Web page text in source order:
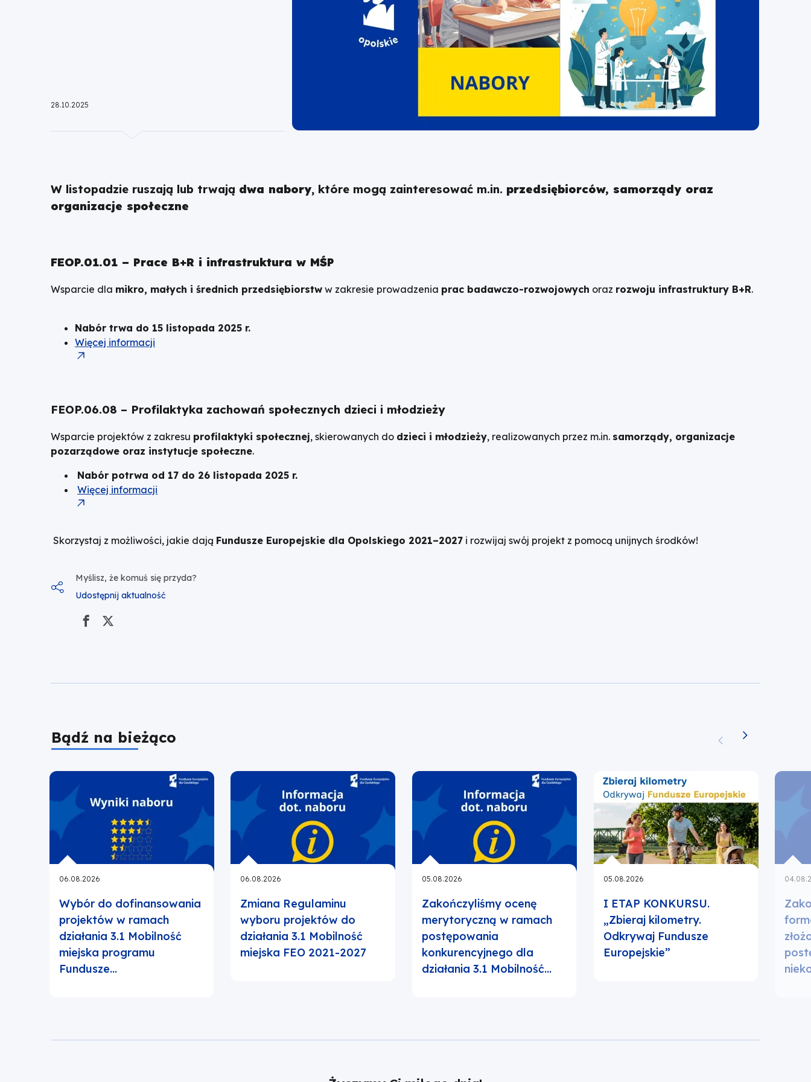
28.10.2025
W listopadzie ruszają lub trwają dwa nabory, które mogą zainteresować m.in. przedsiębiorców, samorządy oraz
organizacje społeczne
FEOP.01.01 – Prace B+R i infrastruktura w MŚP
Wsparcie dla mikro, małych i średnich przedsiębiorstw w zakresie prowadzenia prac badawczo-rozwojowych oraz rozwoju infrastruktury B+R.
Nabór trwa do 15 listopada 2025 r.
Więcej informacji
FEOP.06.08 – Profilaktyka zachowań społecznych dzieci i młodzieży
Wsparcie projektów z zakresu profilaktyki społecznej, skierowanych do dzieci i młodzieży, realizowanych przez m.in. samorządy, organizacje
pozarządowe oraz instytucje społeczne.
Nabór potrwa od 17 do 26 listopada 2025 r.
Więcej informacji
Skorzystaj z możliwości, jakie dają Fundusze Europejskie dla Opolskiego 2021–2027 i rozwijaj swój projekt z pomocą unijnych środków!
Myślisz, że komuś się przyda?
Udostępnij aktualność
Bądź na bieżąco
06.08.2026
Wybór do dofinansowania
projektów w ramach
działania 3.1 Mobilność
miejska programu
Fundusze…
06.08.2026
Zmiana Regulaminu
wyboru projektów do
działania 3.1 Mobilność
miejska FEO 2021-2027
05.08.2026
Zakończyliśmy ocenę
merytoryczną w ramach
postępowania
konkurencyjnego dla
działania 3.1 Mobilność…
05.08.2026
I ETAP KONKURSU.
„Zbieraj kilometry.
Odkrywaj Fundusze
Europejskie”